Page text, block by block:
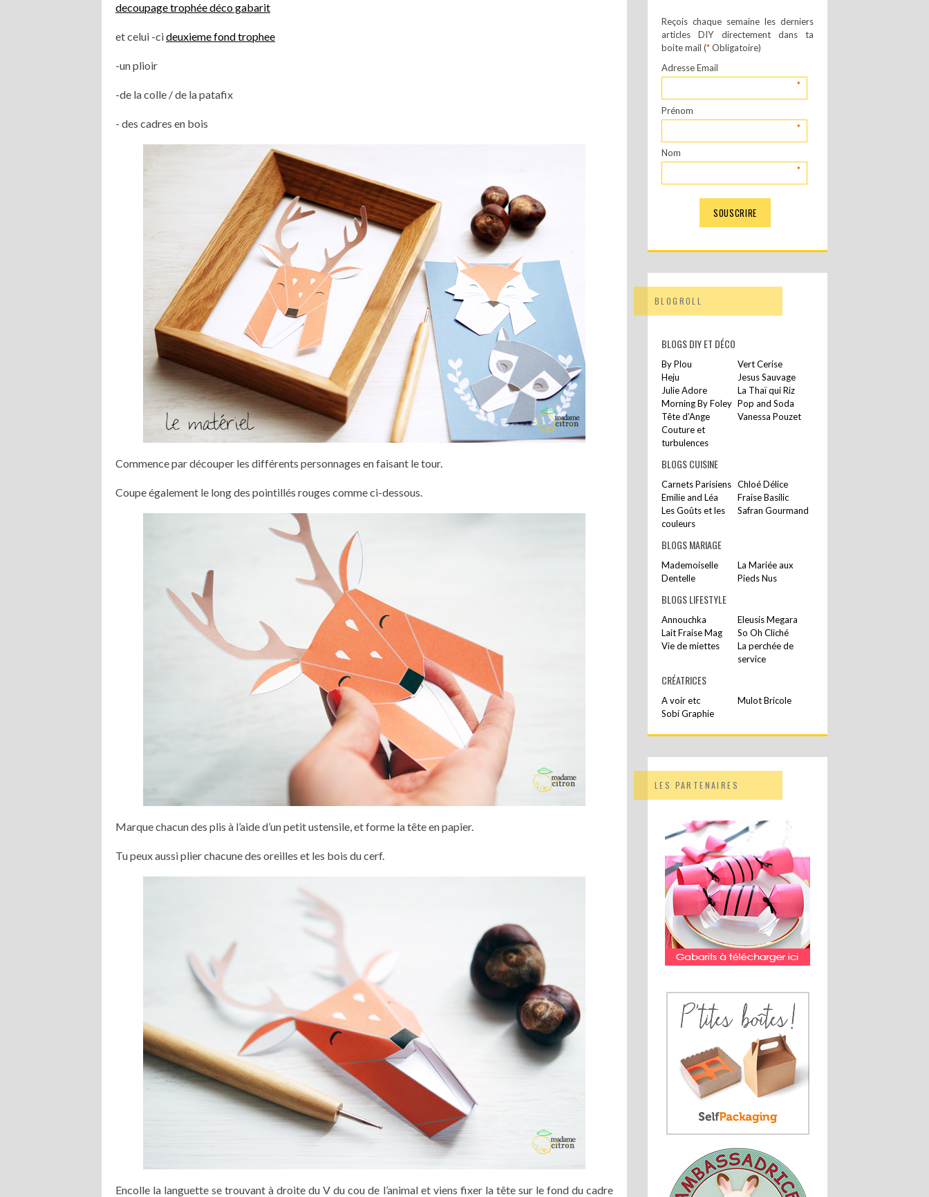
decoupage trophée déco gabarit
et celui -cideuxieme fond trophee
-un plioir
-de la colle / de la patafix
- des cadres en bois
Commence par découper les différents personnages en faisant le tour.
Coupe également le long des pointillés rouges comme ci-dessous.
Marque chacun des plis à l’aide d’un petit ustensile, et forme la tête en papier.
Tu peux aussi plier chacune des oreilles et les bois du cerf.
Encolle la languette se trouvant à droite du V du cou de l’animal et viens fixer la tête sur le fond du cadre
Reçois chaque semaine les derniers
articles DIY directement dans ta
boite mail (*Obligatoire)
Adresse Email
*
Prénom
*
Nom
*
BLOGROLL
BLOGS DIY ET DÉCO
By Plou
Vert Cerise
Heju
Jesus Sauvage
Julie Adore
La Thaï qui Riz
Morning By Foley Pop and Soda
Tête d’Ange
Vanessa Pouzet
Couture et
turbulences
BLOGS CUISINE
Carnets Parisiens Chloé Délice
Emilie and Léa
Fraise Basilic
Les Goûts et les
couleurs
Safran Gourmand
BLOGS MARIAGE
Mademoiselle
Dentelle
La Mariée aux
Pieds Nus
BLOGS LIFESTYLE
Annouchka
Eleusis Megara
Lait Fraise Mag
So Oh Cliché
Vie de miettes
La perchée de
service
CRÉATRICES
A voir etc
Mulot Bricole
Sobi Graphie
LES PARTENAIRES